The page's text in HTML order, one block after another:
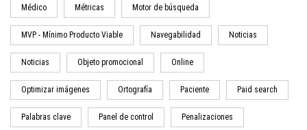
Médico Métricas Motor de búsqueda
MVP - Mínimo Producto Viable Navegabilidad Noticias
Noticias Objeto promocional Online
Optimizar imágenes Ortografía Paciente Paid search
Palabras clave Panel de control Penalizaciones